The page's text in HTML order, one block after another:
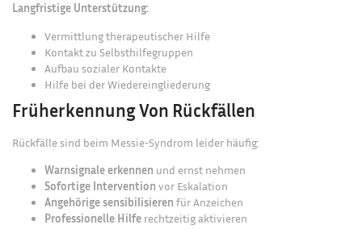
Langfristige Unterstützung:
Vermittlung therapeutischer Hilfe
Kontakt zu Selbsthilfegruppen
Aufbau sozialer Kontakte
Hilfe bei der Wiedereingliederung
Früherkennung Von Rückfällen
Rückfälle sind beim Messie-Syndrom leider häufig:
Warnsignale erkennen und ernst nehmen
Sofortige Intervention vor Eskalation
Angehörige sensibilisieren für Anzeichen
Professionelle Hilfe rechtzeitig aktivieren